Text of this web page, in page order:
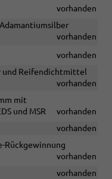
vorhanden
vorhanden
vorhanden
und Reifendichtmittel
vorhanden
mit
und MSR
vorhanden
vorhanden
Rückgewinnung
vorhanden
vorhanden